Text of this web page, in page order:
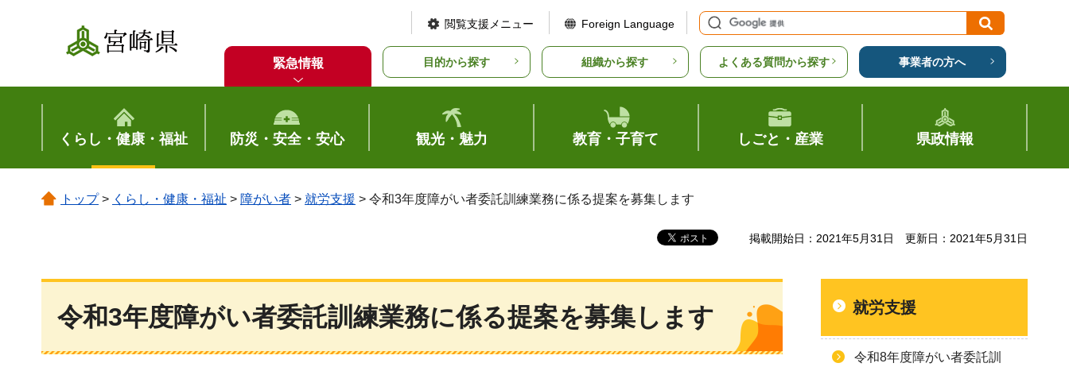
宮崎県
閲覧支援メニュー Foreign Language
緊急情報 目的から探す 組織から探す よくある質問から探す 事業者の方へ
くらし・健康・福祉 防災・安全・安心 観光・魅力 教育・子育て しごと・産業 県政情報
トップ> くらし・健康・福祉 > 障がい者 > 就労支援 > 令和3年度障がい者委託訓練業務に係る提案を募集します
掲載開始日：2021年5月31日 更新日：2021年5月31日
令和3年度障がい者委託訓練業務に係る提案を募集します 就労支援
令和8年度障がい者委託訓